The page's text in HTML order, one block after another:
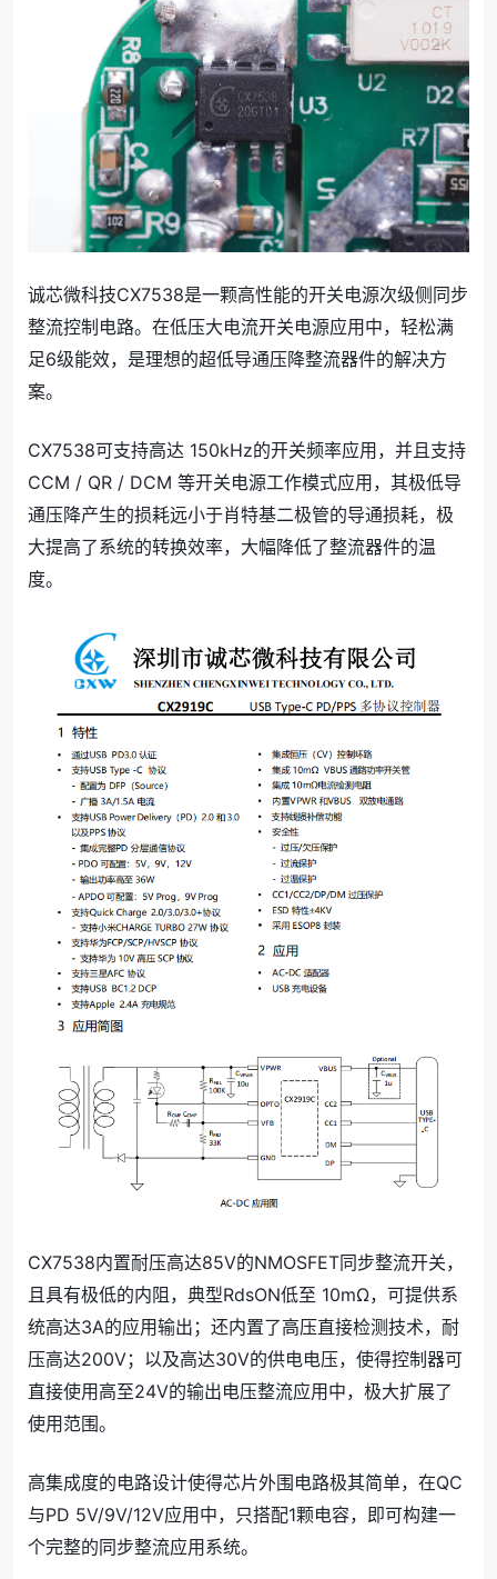
诚芯微科技CX7538是一颗高性能的开关电源次级侧同步
整流控制电路。在低压大电流开关电源应用中，轻松满
足6级能效，是理想的超低导通压降整流器件的解决方
案。
CX7538可支持高达 150kHz的开关频率应用，并且支持
CCM / QR / DCM 等开关电源工作模式应用，其极低导
通压降产生的损耗远小于肖特基二极管的导通损耗，极
大提高了系统的转换效率，大幅降低了整流器件的温
度。
CX7538内置耐压高达85V的NMOSFET同步整流开关，
且具有极低的内阻，典型RdsON低至 10mΩ，可提供系
统高达3A的应用输出；还内置了高压直接检测技术，耐
压高达200V；以及高达30V的供电电压，使得控制器可
直接使用高至24V的输出电压整流应用中，极大扩展了
使用范围。
高集成度的电路设计使得芯片外围电路极其简单，在QC
与PD 5V/9V/12V应用中，只搭配1颗电容，即可构建一
个完整的同步整流应用系统。